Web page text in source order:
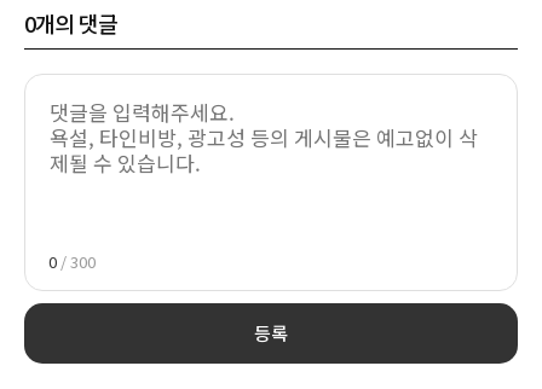
0개의 댓글
0 / 300
등록